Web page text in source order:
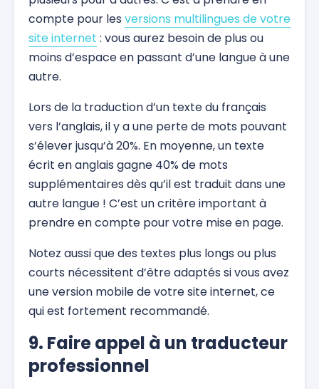
compte pour les versions multilingues de votre
site internet : vous aurez besoin de plus ou
moins d’espace en passant d’une langue à une
autre.
Lors de la traduction d’un texte du français
vers l’anglais, il y a une perte de mots pouvant
s’élever jusqu’à 20%. En moyenne, un texte
écrit en anglais gagne 40% de mots
supplémentaires dès qu’il est traduit dans une
autre langue ! C’est un critère important à
prendre en compte pour votre mise en page.
Notez aussi que des textes plus longs ou plus
courts nécessitent d’être adaptés si vous avez
une version mobile de votre site internet, ce
qui est fortement recommandé.
9. Faire appel à un traducteur
professionnel